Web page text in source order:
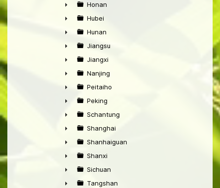
►
►
Honan
►
Hubei
►
Hunan
►
Jiangsu
►
Jiangxi
►
Nanjing
►
Peitaiho
►
Peking
►
Schantung
►
Shanghai
►
Shanhaiguan
►
Shanxi
►
Sichuan
Tangshan